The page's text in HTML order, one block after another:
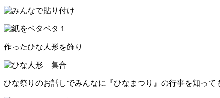
作ったひな人形を飾り
ひな祭りのお話しでみんなに『ひなまつり』の行事を知って